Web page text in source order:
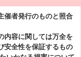
催者発行のものと照合
内容に関しては万全を
安全性を保証するもの